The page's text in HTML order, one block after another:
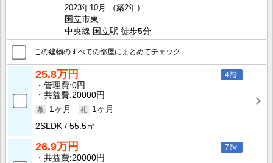
2023年10月
（築2年）
国立市東
中央線 国立駅 徒歩5分
この建物のすべての部屋にまとめてチェック
4階
25.8万円
管理費 0円
共益費 20000円
1ヶ月
1ヶ月
2SLDK
55.5㎡
7階
26.9万円
共益費 20000円